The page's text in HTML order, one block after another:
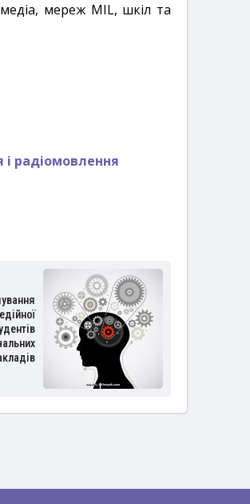
медіа, мереж MIL, шкіл та
радіомовлення